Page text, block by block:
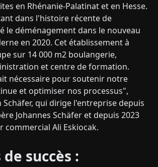
en Rhénanie-Palatinat et en Hesse.
dans l'histoire récente de
le déménagement dans le nouveau
en 2020. Cet établissement à
sur 14 000 m2 boulangerie,
et centre de formation.
nécessaire pour soutenir notre
et optimiser nos processus",
Schäfer, qui dirige l'entreprise depuis
Johannes Schäfer et depuis 2023
commercial Ali Eskiocak.
succès :